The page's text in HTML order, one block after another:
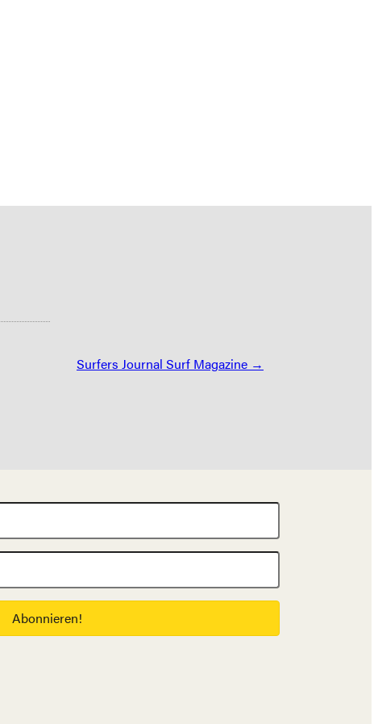
Surfers Journal Surf Magazine →
Abonnieren!